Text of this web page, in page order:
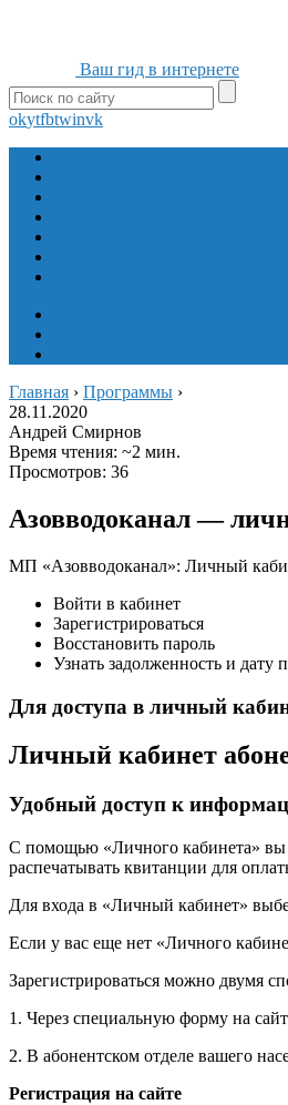
Ваш гид в интернете
okytfbtwinvk
Главная › Программы ›
28.11.2020
Андрей Смирнов
Время чтения: ~2 мин.
Просмотров: 36
Азовводоканал —
МП «Азовводоканал»: Личный
Войти в кабинет
Зарегистрироваться
Восстановить пароль
Узнать задолженность и дату
Для доступа в личный
Личный кабинет
Удобный доступ к
С помощью «Личного кабинета» вы
распечатывать квитанции для
Для входа в «Личный кабинет»
Если у вас еще нет «Личного
Зарегистрироваться можно двумя
1. Через специальную форму на
2. В абонентском отделе вашего
Регистрация на сайте